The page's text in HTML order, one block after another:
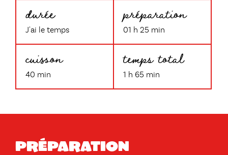
durée
J'ai le temps
préparation
01 h 25 min
cuisson
40 min
temps total
1 h 65 min
Préparation